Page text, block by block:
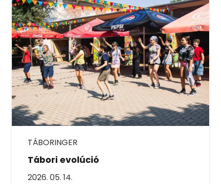
TÁBORINGER
Tábori evolúció
2026. 05. 14.